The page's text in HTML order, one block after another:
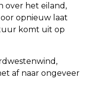
over het eiland,
opnieuw laat
komt uit op
af naar ongeveer